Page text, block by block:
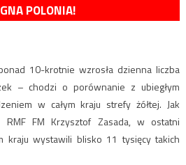
POLONIA!
10-krotnie wzrosła dzienna liczba
– chodzi o porównanie z ubiegłym
w całym kraju strefy żółtej. Jak
RMF FM Krzysztof Zasada, w ostatni
kraju wystawili blisko 11 tysięcy takich